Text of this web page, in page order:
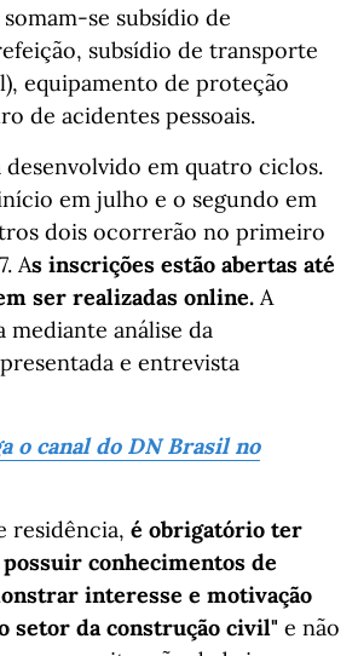
se subsídio de
subsídio de transporte
equipamento de proteção
de acidentes pessoais.
desenvolvido em quatro ciclos.
em julho e o segundo em
dois ocorrerão no primeiro
As inscrições estão abertas até
ser realizadas online. A
mediante análise da
e entrevista
o canal do DN Brasil no
residência, é obrigatório ter
possuir conhecimentos de
interesse e motivação
setor da construção civil" e não